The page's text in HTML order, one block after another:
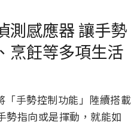
測感應器 讓手勢
烹飪等多項生活
「手勢控制功能」陸續搭載
勢指向或是揮動，就能如